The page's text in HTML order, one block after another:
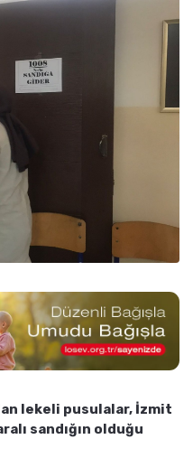
lekeli pusulalar, İzmit
sandığın olduğu